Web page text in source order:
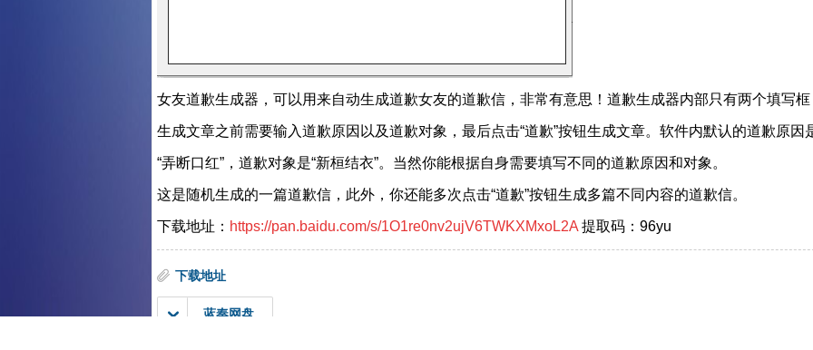
女友道歉生成器，可以用来自动生成道歉女友的道歉信，非常有意思！道歉生成器内部只有两个填写框
生成文章之前需要输入道歉原因以及道歉对象，最后点击“道歉”按钮生成文章。软件内默认的道歉原因
“弄断口红”，道歉对象是“新桓结衣”。当然你能根据自身需要填写不同的道歉原因和对象。
这是随机生成的一篇道歉信，此外，你还能多次点击“道歉”按钮生成多篇不同内容的道歉信。
下载地址： https://pan.baidu.com/s/1O1re0nv2ujV6TWKXMxoL2A 提取码：96yu
下载地址
蓝奏网盘